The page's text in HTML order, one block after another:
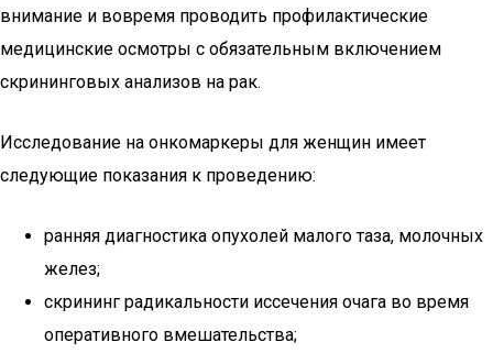
внимание и вовремя проводить профилактические
медицинские осмотры с обязательным включением
скрининговых анализов на рак.
Исследование на онкомаркеры для женщин имеет
следующие показания к проведению:
ранняя диагностика опухолей малого таза, молочных
желез;
скрининг радикальности иссечения очага во время
оперативного вмешательства;